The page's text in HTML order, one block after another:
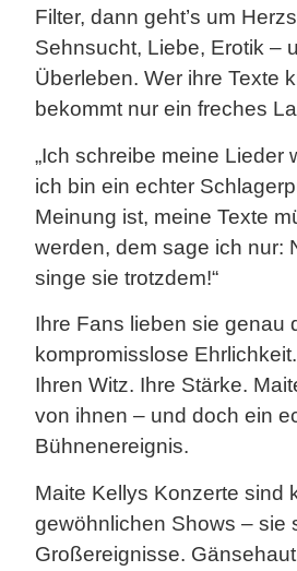
Filter, dann geht’s um
Sehnsucht, Liebe, Erotik –
Überleben. Wer ihre Texte
bekommt nur ein freches
„Ich schreibe meine Lieder
ich bin ein echter
Meinung ist, meine Texte
werden, dem sage ich nur:
singe sie trotzdem!“
Ihre Fans lieben sie genau
kompromisslose
Ihren Witz. Ihre Stärke.
von ihnen – und doch ein
Bühnenereignis.
Maite Kellys Konzerte sind
gewöhnlichen Shows – sie
Großereignisse.